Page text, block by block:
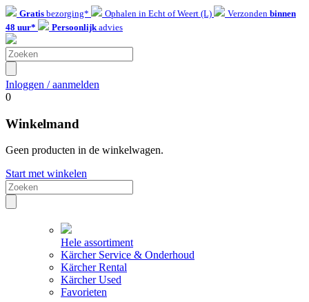
Gratis bezorging* Ophalen in Echt of Weert (L) Verzonden binnen
48 uur*
Persoonlijkadvies
Inloggen / aanmelden
0
Winkelmand
Geen producten in de winkelwagen.
Start met winkelen
Hele assortiment
Kärcher Service & Onderhoud
Kärcher Rental
Kärcher Used
Favorieten